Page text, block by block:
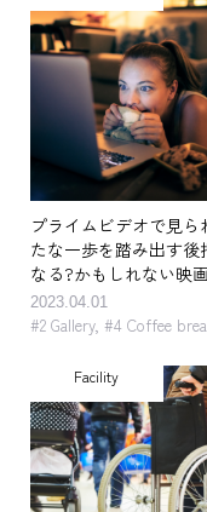
プライムビデオで見ら
たな一歩を踏み出す後
なる?かもしれない映画
2023.04.01
#2 Gallery, #4 Coffee
Facility